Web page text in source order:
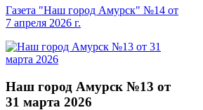
Газета "Наш город Амурск" №14 от
7 апреля 2026 г.
Наш город Амурск №13 от
31 марта 2026